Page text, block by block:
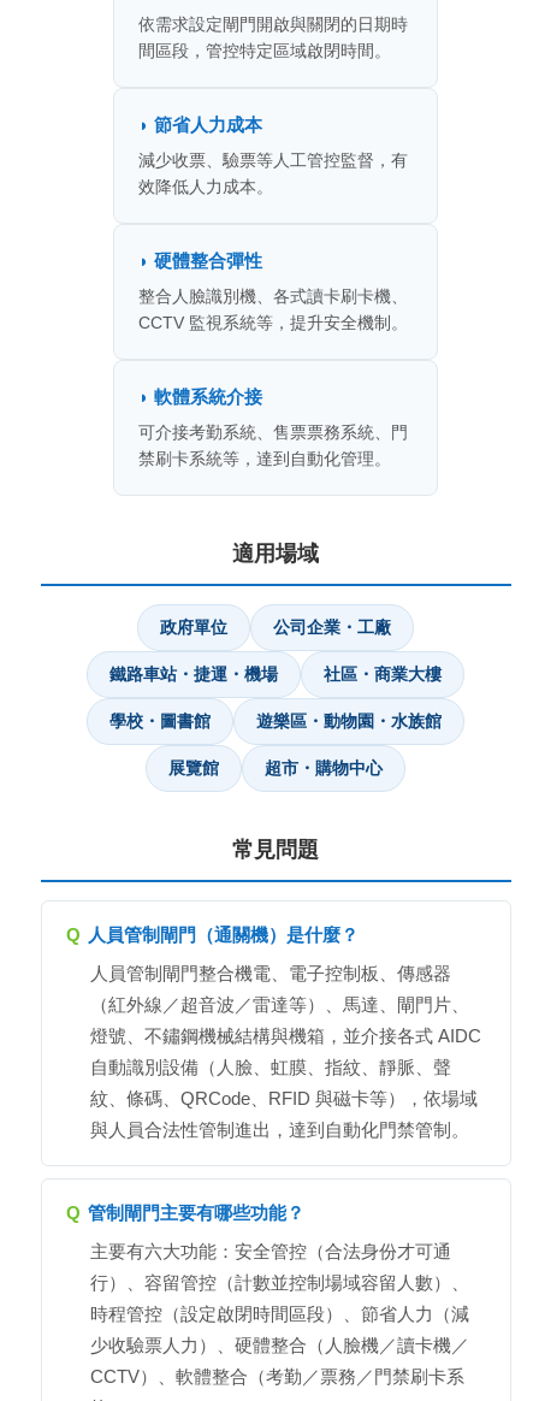
依需求設定閘門開啟與關閉的日期時
間區段，管控特定區域啟閉時間。
◗ 節省人力成本
減少收票、驗票等人工管控監督，有
效降低人力成本。
◗ 硬體整合彈性
整合人臉識別機、各式讀卡刷卡機、
CCTV 監視系統等，提升安全機制。
◗ 軟體系統介接
可介接考勤系統、售票票務系統、門
禁刷卡系統等，達到自動化管理。
適用場域
政府單位 公司企業・工廠
鐵路車站・捷運・機場 社區・商業大樓
學校・圖書館 遊樂區・動物園・水族館
展覽館 超市・購物中心
常見問題
Q 人員管制閘門（通關機）是什麼？
人員管制閘門整合機電、電子控制板、傳感器
（紅外線／超音波／雷達等）、馬達、閘門片、
燈號、不鏽鋼機械結構與機箱，並介接各式 AIDC
自動識別設備（人臉、虹膜、指紋、靜脈、聲
紋、條碼、QRCode、RFID 與磁卡等），依場域
與人員合法性管制進出，達到自動化門禁管制。
Q 管制閘門主要有哪些功能？
主要有六大功能：安全管控（合法身份才可通
行）、容留管控（計數並控制場域容留人數）、
時程管控（設定啟閉時間區段）、節省人力（減
少收驗票人力）、硬體整合（人臉機／讀卡機／
CCTV）、軟體整合（考勤／票務／門禁刷卡系